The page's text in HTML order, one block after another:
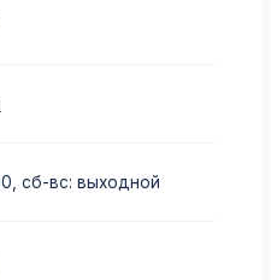
сб-вс: выходной